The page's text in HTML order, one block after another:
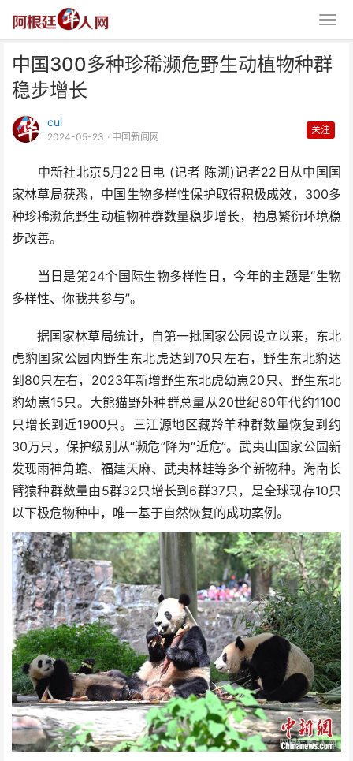
中国300多种珍稀濒危野生动植物种群
稳步增长
cui
2024-05-23 · 中国新闻网
关注
中新社北京5月22日电 (记者 陈溯)记者22日从中国国
家林草局获悉，中国生物多样性保护取得积极成效，300多
种珍稀濒危野生动植物种群数量稳步增长，栖息繁衍环境稳
步改善。
当日是第24个国际生物多样性日，今年的主题是“生物
多样性、你我共参与”。
据国家林草局统计，自第一批国家公园设立以来，东北
虎豹国家公园内野生东北虎达到70只左右，野生东北豹达
到80只左右，2023年新增野生东北虎幼崽20只、野生东北
豹幼崽15只。大熊猫野外种群总量从20世纪80年代约1100
只增长到近1900只。三江源地区藏羚羊种群数量恢复到约
30万只，保护级别从“濒危”降为“近危”。武夷山国家公园新
发现雨神角蟾、福建天麻、武夷林蛙等多个新物种。海南长
臂猿种群数量由5群32只增长到6群37只，是全球现存10只
以下极危物种中，唯一基于自然恢复的成功案例。
中国300多种珍稀濒危野生动植
物种群稳步增长